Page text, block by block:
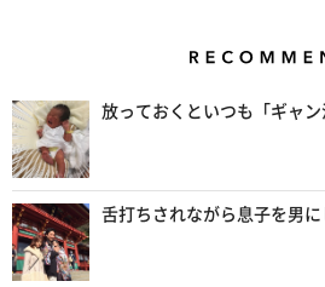
放っておくといつも「ギャ
舌打ちされながら息子を男に